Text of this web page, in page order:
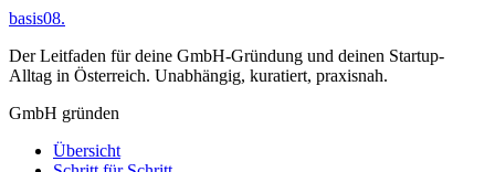
basis08.
Der Leitfaden für deine GmbH-Gründung und deinen Startup-
Alltag in Österreich. Unabhängig, kuratiert, praxisnah.
GmbH gründen
Übersicht